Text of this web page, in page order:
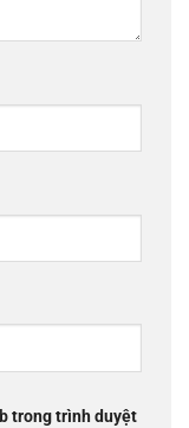
trong trình duyệt